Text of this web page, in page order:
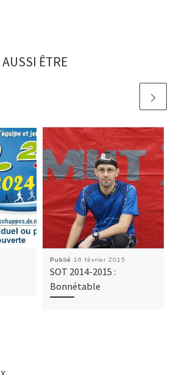
ÊTRE
Publié 16 février 2015
SOT 2014-2015 :
Bonnétable